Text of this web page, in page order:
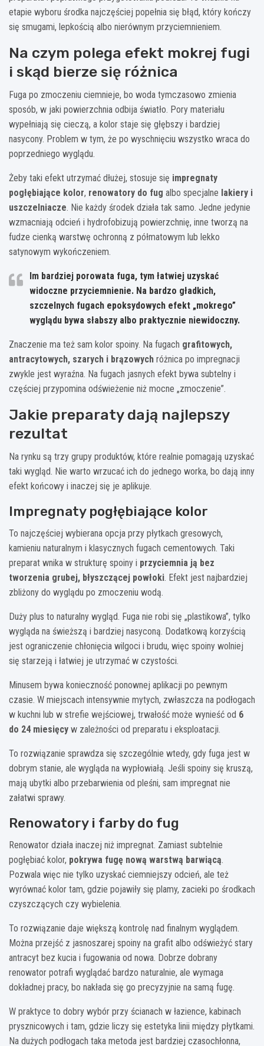
etapie wyboru środka najczęściej popełnia się błąd, który kończy
się smugami, lepkością albo nierównym przyciemnieniem.
Na czym polega efekt mokrej fugi
i skąd bierze się różnica
Fuga po zmoczeniu ciemnieje, bo woda tymczasowo zmienia
sposób, w jaki powierzchnia odbija światło. Pory materiału
wypełniają się cieczą, a kolor staje się głębszy i bardziej
nasycony. Problem w tym, że po wyschnięciu wszystko wraca do
poprzedniego wyglądu.
Żeby taki efekt utrzymać dłużej, stosuje się impregnaty
pogłębiające kolor, renowatory do fug albo specjalne lakiery i
uszczelniacze. Nie każdy środek działa tak samo. Jedne jedynie
wzmacniają odcień i hydrofobizują powierzchnię, inne tworzą na
fudze cienką warstwę ochronną z półmatowym lub lekko
satynowym wykończeniem.
Im bardziej porowata fuga, tym łatwiej uzyskać
widoczne przyciemnienie. Na bardzo gładkich,
szczelnych fugach epoksydowych efekt „mokrego”
wyglądu bywa słabszy albo praktycznie niewidoczny.
Znaczenie ma też sam kolor spoiny. Na fugach grafitowych,
antracytowych, szarych i brązowych różnica po impregnacji
zwykle jest wyraźna. Na fugach jasnych efekt bywa subtelny i
częściej przypomina odświeżenie niż mocne „zmoczenie”.
Jakie preparaty dają najlepszy
rezultat
Na rynku są trzy grupy produktów, które realnie pomagają uzyskać
taki wygląd. Nie warto wrzucać ich do jednego worka, bo dają inny
efekt końcowy i inaczej się je aplikuje.
Impregnaty pogłębiające kolor
To najczęściej wybierana opcja przy płytkach gresowych,
kamieniu naturalnym i klasycznych fugach cementowych. Taki
preparat wnika w strukturę spoiny i przyciemnia ją bez
tworzenia grubej, błyszczącej powłoki. Efekt jest najbardziej
zbliżony do wyglądu po zmoczeniu wodą.
Duży plus to naturalny wygląd. Fuga nie robi się „plastikowa”, tylko
wygląda na świeższą i bardziej nasyconą. Dodatkową korzyścią
jest ograniczenie chłonięcia wilgoci i brudu, więc spoiny wolniej
się starzeją i łatwiej je utrzymać w czystości.
Minusem bywa konieczność ponownej aplikacji po pewnym
czasie. W miejscach intensywnie mytych, zwłaszcza na podłogach
w kuchni lub w strefie wejściowej, trwałość może wynieść od 6
do 24 miesięcy w zależności od preparatu i eksploatacji.
To rozwiązanie sprawdza się szczególnie wtedy, gdy fuga jest w
dobrym stanie, ale wygląda na wypłowiałą. Jeśli spoiny się kruszą,
mają ubytki albo przebarwienia od pleśni, sam impregnat nie
załatwi sprawy.
Renowatory i farby do fug
Renowator działa inaczej niż impregnat. Zamiast subtelnie
pogłębiać kolor, pokrywa fugę nową warstwą barwiącą.
Pozwala więc nie tylko uzyskać ciemniejszy odcień, ale też
wyrównać kolor tam, gdzie pojawiły się plamy, zacieki po środkach
czyszczących czy wybielenia.
To rozwiązanie daje większą kontrolę nad finalnym wyglądem.
Można przejść z jasnoszarej spoiny na grafit albo odświeżyć stary
antracyt bez kucia i fugowania od nowa. Dobrze dobrany
renowator potrafi wyglądać bardzo naturalnie, ale wymaga
dokładnej pracy, bo nakłada się go precyzyjnie na samą fugę.
W praktyce to dobry wybór przy ścianach w łazience, kabinach
prysznicowych i tam, gdzie liczy się estetyka linii między płytkami.
Na dużych podłogach taka metoda jest bardziej czasochłonna,